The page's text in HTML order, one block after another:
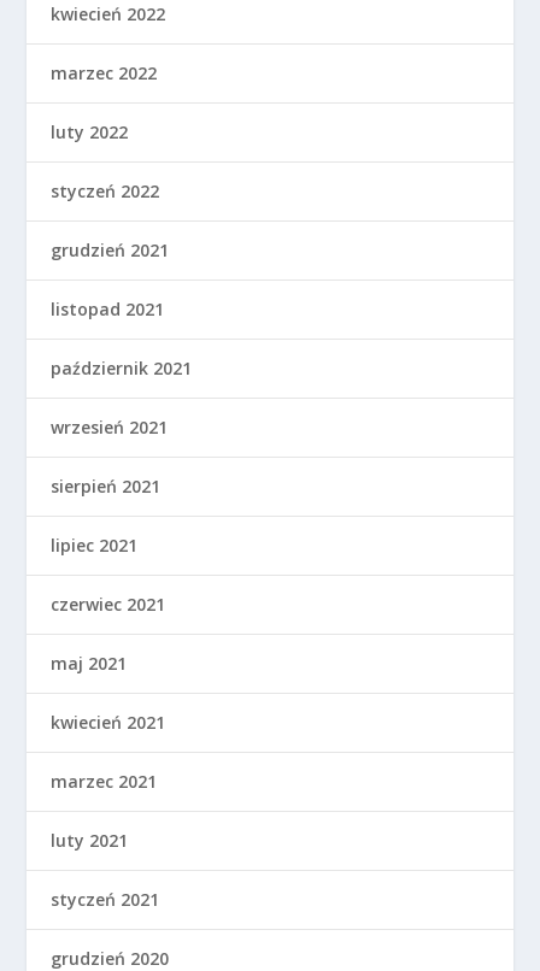
kwiecień 2022
marzec 2022
luty 2022
styczeń 2022
grudzień 2021
listopad 2021
październik 2021
wrzesień 2021
sierpień 2021
lipiec 2021
czerwiec 2021
maj 2021
kwiecień 2021
marzec 2021
luty 2021
styczeń 2021
grudzień 2020